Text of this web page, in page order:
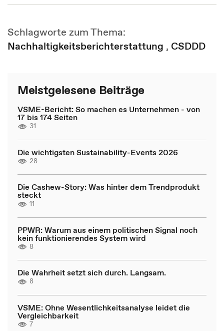
Schlagworte zum Thema:
Nachhaltigkeitsberichterstattung , CSDDD
Meistgelesene Beiträge
VSME-Bericht: So machen es Unternehmen - von
17 bis 174 Seiten
31
Die wichtigsten Sustainability-Events 2026
28
Die Cashew-Story: Was hinter dem Trendprodukt
steckt
11
PPWR: Warum aus einem politischen Signal noch
kein funktionierendes System wird
8
Die Wahrheit setzt sich durch. Langsam.
8
VSME: Ohne Wesentlichkeitsanalyse leidet die
Vergleichbarkeit
7